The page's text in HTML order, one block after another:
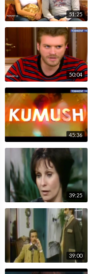
51:25
50:04
45:36
39:25
39:00